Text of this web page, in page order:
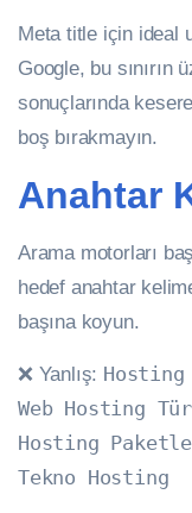
Meta title için ideal
Google, bu sınırın
sonuçlarında
boş bırakmayın.
Anahtar
Arama motorları
hedef anahtar
başına koyun.
❌ Yanlış:
Web Hosting
Hosting
Tekno Hosting